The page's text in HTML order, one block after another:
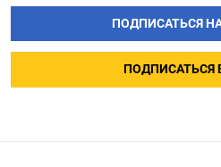
ПОДПИСАТЬСЯ
ПОДПИСАТЬСЯ В